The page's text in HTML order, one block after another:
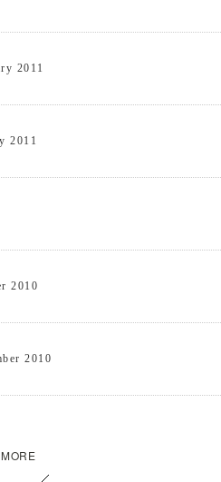
2011
2011
2010
2010
MORE